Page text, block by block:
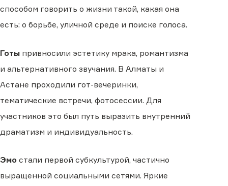
способом говорить о жизни такой, какая она
есть: о борьбе, уличной среде и поиске голоса.
Готы привносили эстетику мрака, романтизма
и альтернативного звучания. В Алматы и
Астане проходили гот-вечеринки,
тематические встречи, фотосессии. Для
участников это был путь выразить внутренний
драматизм и индивидуальность.
Эмо стали первой субкультурой, частично
выращенной социальными сетями. Яркие